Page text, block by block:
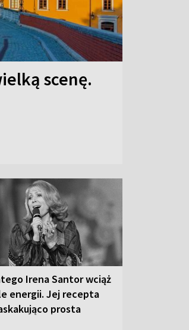
scenę.
Irena Santor wciąż
energii. Jej recepta
prosta